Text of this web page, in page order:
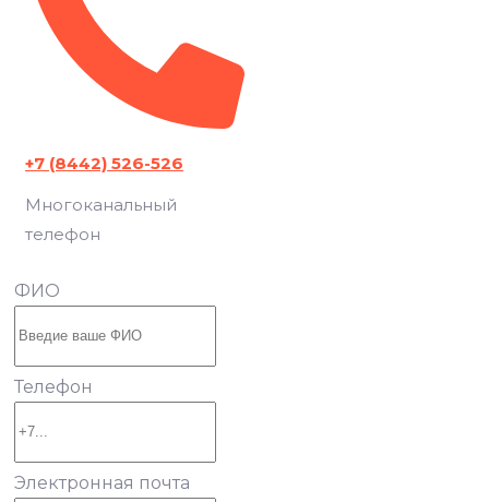
+7 (8442) 526-526
Многоканальный
телефон
ФИО
Телефон
Электронная почта